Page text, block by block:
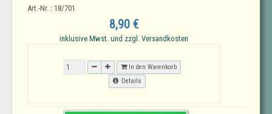
Art.-Nr. : 18/701
8,90 €
inklusive Mwst. und zzgl. Versandkosten
In den Warenkorb
Details